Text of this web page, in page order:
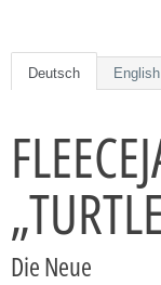
Deutsch English
Die Neue